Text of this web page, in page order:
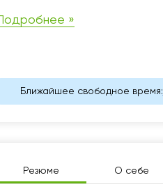
»
Ближайшее свободное время:
Резюме О себе